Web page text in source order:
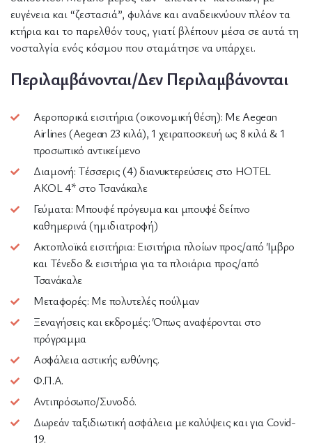
ευγένεια και “ζεστασιά”, φυλάνε και αναδεικνύουν πλέον τα
κτήρια και το παρελθόν τους, γιατί βλέπουν μέσα σε αυτά τη
νοσταλγία ενός κόσμου που σταμάτησε να υπάρχει.
Περιλαμβάνονται/Δεν Περιλαμβάνονται
Αεροπορικά εισιτήρια (οικονομική θέση): Με Aegean
Airlines (Aegean 23 κιλά), 1 χειραποσκευή ως 8 κιλά & 1
προσωπικό αντικείμενο
Διαμονή: Τέσσερις (4) διανυκτερεύσεις στο HOTEL
AKOL 4* στο Τσανάκαλε
Γεύματα: Μπουφέ πρόγευμα και μπουφέ δείπνο
καθημερινά (ημιδιατροφή)
Ακτοπλοϊκά εισιτήρια: Eισιτήρια πλοίων προς/από Ίμβρο
και Τένεδο & εισιτήρια για τα πλοιάρια προς/από
Τσανάκαλε
Μεταφορές: Με πολυτελές πούλμαν
Ξεναγήσεις και εκδρομές: Όπως αναφέρονται στο
πρόγραμμα
Ασφάλεια αστικής ευθύνης.
Φ.Π.Α.
Αντιπρόσωπο/Συνοδό.
Δωρεάν ταξιδιωτική ασφάλεια με καλύψεις και για Covid-
19.